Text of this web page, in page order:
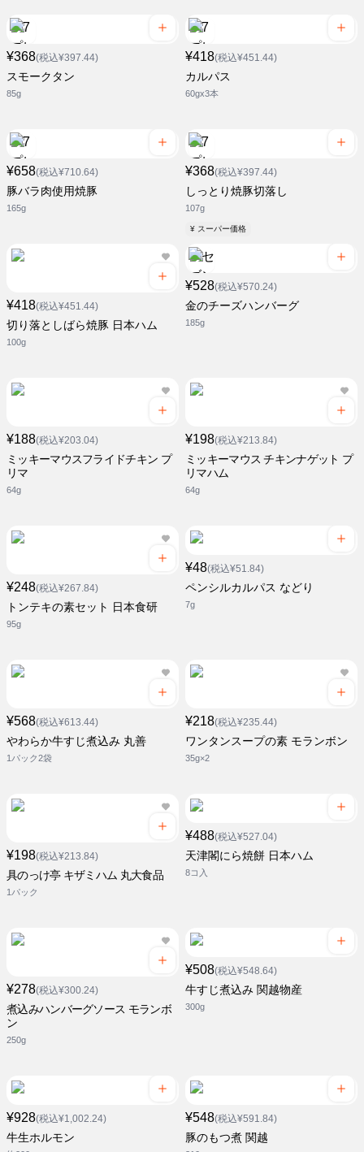
¥368(税込¥397.44)
スモークタン
85g
¥418(税込¥451.44)
カルパス
60gx3本
¥658(税込¥710.64)
豚バラ肉使用焼豚
165g
¥368(税込¥397.44)
しっとり焼豚切落し
107g
¥ スーパー価格
¥418(税込¥451.44)
切り落としばら焼豚 日本ハム
100g
¥528(税込¥570.24)
金のチーズハンバーグ
185g
¥188(税込¥203.04)
ミッキーマウスフライドチキン プ
リマ
64g
¥198(税込¥213.84)
ミッキーマウス チキンナゲット プ
リマハム
64g
¥248(税込¥267.84)
トンテキの素セット 日本食研
95g
¥48(税込¥51.84)
ペンシルカルパス などり
7g
¥568(税込¥613.44)
やわらか牛すじ煮込み 丸善
1パック2袋
¥218(税込¥235.44)
ワンタンスープの素 モランボン
35g×2
¥198(税込¥213.84)
具のっけ亭 キザミハム 丸大食品
1パック
¥488(税込¥527.04)
天津閣にら焼餅 日本ハム
8コ入
¥278(税込¥300.24)
煮込みハンバーグソース モランボ
ン
250g
¥508(税込¥548.64)
牛すじ煮込み 関越物産
300g
¥928(税込¥1,002.24)
牛生ホルモン
¥548(税込¥591.84)
豚のもつ煮 関越